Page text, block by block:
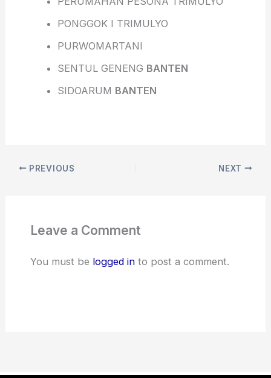
PONGGOK I TRIMULYO
PURWOMARTANI
SENTUL GENENG BANTEN
SIDOARUM BANTEN
PREVIOUS NEXT
Leave a Comment
You must be logged into post a comment.